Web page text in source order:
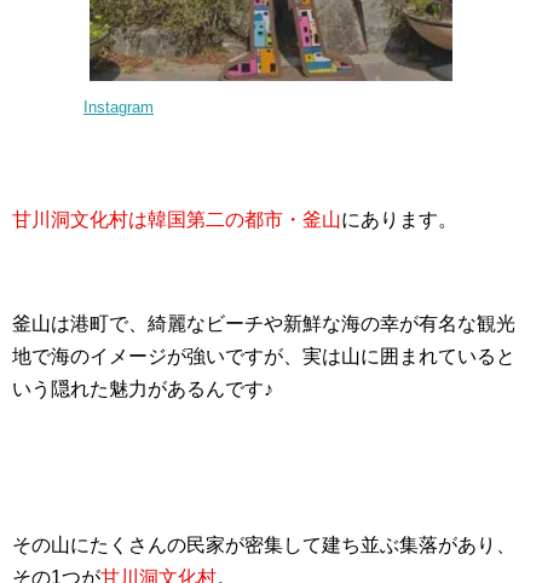
Instagram
甘川洞文化村は韓国第二の都市・釜山にあります。
釜山は港町で、綺麗なビーチや新鮮な海の幸が有名な観光
地で海のイメージが強いですが、実は山に囲まれていると
いう隠れた魅力があるんです♪
その山にたくさんの民家が密集して建ち並ぶ集落があり、
その1つが甘川洞文化村。